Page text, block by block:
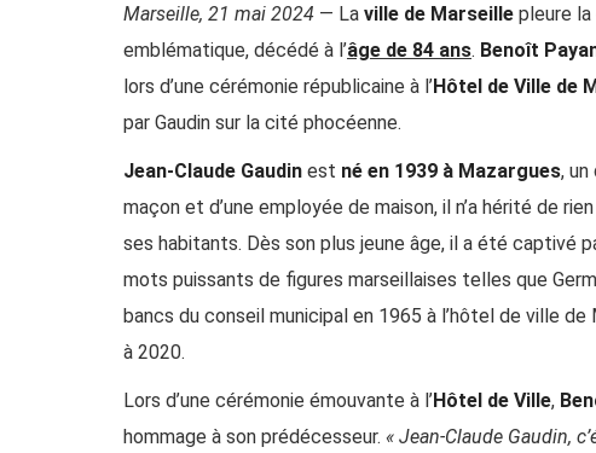
Marseille, 21 mai 2024 — La ville de Marseille pleure
emblématique, décédé à l’âge de 84 ans. Benoît
lors d’une cérémonie républicaine à l’Hôtel de Ville de
par Gaudin sur la cité phocéenne.
Jean-Claude Gaudin est né en 1939 à Mazargues, un
maçon et d’une employée de maison, il n’a hérité de
ses habitants. Dès son plus jeune âge, il a été captivé
mots puissants de figures marseillaises telles que
bancs du conseil municipal en 1965 à l’hôtel de ville
à 2020.
Lors d’une cérémonie émouvante à l’Hôtel de Ville,
hommage à son prédécesseur. « Jean-Claude Gaudin,